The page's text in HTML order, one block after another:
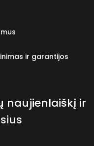
ir garantijos
naujienlaiškį ir